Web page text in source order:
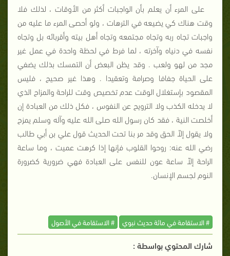
على المرء أن يعلم بأن الواجبات أكثر من الأوقات ، لذلك فلا
وقت هناك كي يضيعه في الترهات ، ولو أحصى المرء ما عليه من
واجبات تجاه ربه وتجاه مجتمعه وتجاه أهل بيته وأقربائه بل وتجاه
نفسه في دنياه وآخرته ، لما فرط في لحظة واحدة في عمل غير
مجد من لهو ولعب . وقد يظن البعض أن التمسك بذلك يضفي
على الحياة جفافا وصرامة وتعقيدا . وهذا غير صحيح ، فليس
المقصود بإستغلال الوقت عدم تخصيص وقت للراحة والمزاح الذي
لا يدخله الكذب ولا الترويح عن النفوس ، فكل ذلك من العبادة إن
أخلصت النية ، فقد كان رسول الله صلى الله عليه وآله وسلم يمزح
ولا يقول إلاّ الحق وقد مر بنا تحت الحديث قول علي بن أبي طالب
رضي الله عنه: روحوا القلوب فإنها إذا كرهت عميت ، وما ساعة
الراحة إلاّ ساعة عون للنفس على العبادة فهي ضرورية كضرورة
النوم لجسم الإنسان.
# الاستقامة في مائة حديث نبوي # الاستقامة في الأصول
شارك المحتوي بواسطة :